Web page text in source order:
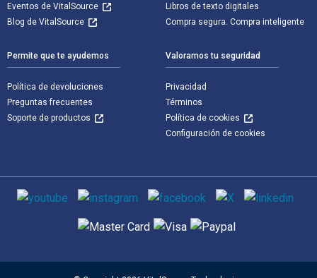
Eventos de VitalSource
Blog de VitalSource
Libros de texto digitales
Compra segura. Compra inteligente
Permite que te ayudemos
Política de devoluciones
Preguntas frecuentes
Soporte de productos
Valoramos tu seguridad
Privacidad
Términos
Política de cookies
Configuración de cookies
Medios de comunicación social
Métodos de pago admitidos